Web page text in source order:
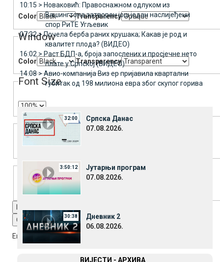
Color Transparency
Window
Color Transparency
Font Size
Text Edge Style
Font Family
Close Modal Dialog
End of dialog window.
10:15 > Новаковић: Правоснажном одлуком из
Вашингтона затворен још један наслијеђени
спор РиТЕ Угљевик
07:32 >Почела берба раних крушака; Какав је род и
квалитет плода? (ВИДЕО)
16:02 > Раст БДП-а, броја запослених и просјечне нето
плате у Српској (ВИДЕО)
14:08 >Авио-компанија Виз ер пријавила квартални
губитак од 198 милиона евра због скупог горива
32:00
Српска Данас
07.08.2026.
3:50:12
Јутарњи програм
07.08.2026.
30:38
Дневник 2
06.08.2026.
ВИЈЕСТИ - АРХИВА